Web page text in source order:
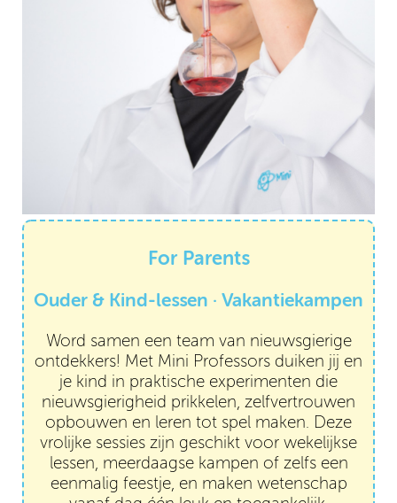
For Parents
Ouder & Kind-lessen · Vakantiekampen
Word samen een team van nieuwsgierige
ontdekkers! Met Mini Professors duiken jij en
je kind in praktische experimenten die
nieuwsgierigheid prikkelen, zelfvertrouwen
opbouwen en leren tot spel maken. Deze
vrolijke sessies zijn geschikt voor wekelijkse
lessen, meerdaagse kampen of zelfs een
eenmalig feestje, en maken wetenschap